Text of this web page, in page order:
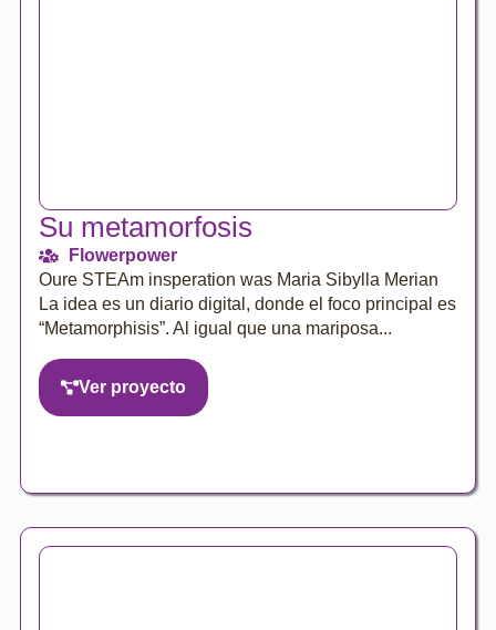
Su metamorfosis
Flowerpower
Oure STEAm insperation was Maria Sibylla Merian
La idea es un diario digital, donde el foco principal es
“Metamorphisis”. Al igual que una mariposa...
Ver proyecto